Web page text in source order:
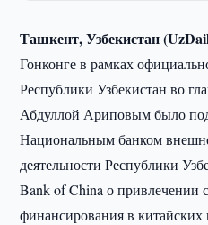
Ташкент, Узбекистан
Гонконге в рамках
Республики Узбекистан во
Абдуллой Ариповым было
Национальным банком
деятельности Республики
Bank of China о привлечении
финансирования в китайских